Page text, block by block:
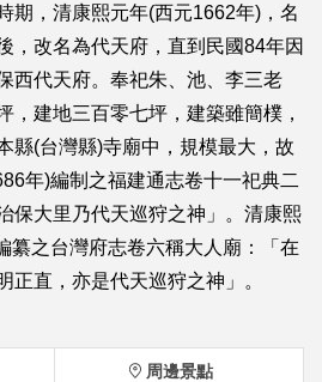
期，清康熙元年(西元1662年)，名
，改名為代天府，直到民國84年因
西代天府。奉祀朱、池、李三老
，建地三百零七坪，建築雖簡樸，
縣(台灣縣)寺廟中，規模最大，故
年)編制之福建通志卷十一祀典二
保大里乃代天巡狩之神」。清康熙
纂之台灣府志卷六稱大人廟：「在
正直，亦是代天巡狩之神」。
周邊景點